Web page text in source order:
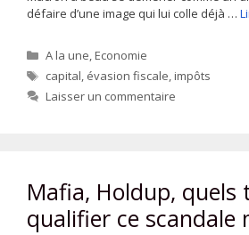
défaire d’une image qui lui colle déjà …
Catégories
A la une,Economie
Étiquettes
capital, évasion fiscale,impôts
Laisser un commentaire
Mafia, Holdup, quels
qualifier ce scandale